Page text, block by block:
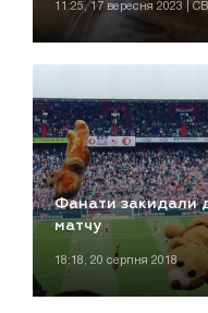
11:25, 17 вересня 2023 |
Фанати закидали
матчу
18:18, 20 серпня 2018